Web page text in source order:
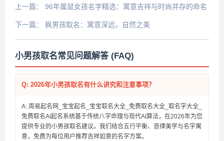
上一篇： 96年属鼠女孩名字精选：寓意吉祥与时尚并存的命名
指南
下一篇： 枫男孩取名：寓意深远，自然之美
小男孩取名常见问题解答 (FAQ)
Q: 2026年小男孩取名有什么讲究和注意事项？
A: 周易起名网_宝宝起名_宝宝取名大全_免费取名大全_取名字大全_
免费取名AI起名系统基于传统八字命理与现代AI算法，在2026年为您
提供专业的小男孩取名建议。我们结合五行平衡、音律美学与名字寓
意，免费为每位用户推荐吉祥如意的名字方案。